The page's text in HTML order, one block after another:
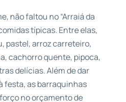
não faltou no “Arraiá da
típicas. Entre elas,
pastel, arroz carreteiro,
cachorro quente, pipoca,
delícias. Além de dar
festa, as barraquinhas
no orçamento de